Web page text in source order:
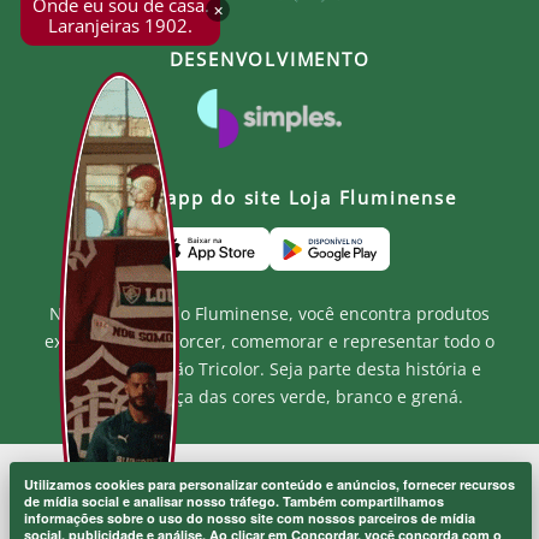
×
Onde eu sou de casa.
Laranjeiras 1902.
Utilizamos cookies para personalizar conteúdo e anúncios, fornecer recursos
de mídia social e analisar nosso tráfego. Também compartilhamos
informações sobre o uso do nosso site com nossos parceiros de mídia
social, publicidade e análise. Ao clicar em Concordar, você concorda com o
Na Loja Oficial do Fluminense, você encontra produtos
exclusivos para torcer, comemorar e representar todo o
orgulho e paixão Tricolor. Seja parte desta história e
mostre a força das cores verde, branco e grená.
DESENVOLVIMENTO
Baixe o app do site Loja Fluminense
MF MARKETPLACE LTDA - CNPJ.: 52.848.001/0001-94
Rua Jose de Figueiredo - Barra da Tijuca - RJ CEP: 22793-170
Atendimento ao Cliente: atendimento@lojaflu.com.br / (21) 98808-